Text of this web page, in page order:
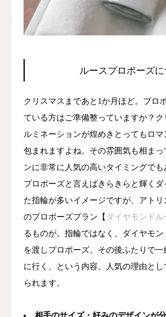
ルースプロポーズに
クリスマスまであと1か月ほど。プロ
ている方はご準備整っていますか？ク
ルミネーションが煌めきとってもロ
包まれますよね。その雰囲気も相ま
ンに非常に人気の高いタイミングでも
プロポーズと言えばきらきらと輝く
た指輪が多いイメージですが、アト
のプロポーズプラン【 ダイヤモンド
るものが。指輪ではなく、ダイヤモ
を渡しプロポーズ。その後ふたりで一
に行く、という内容。人気の理由と
られます。
ジャーナル
オンライン